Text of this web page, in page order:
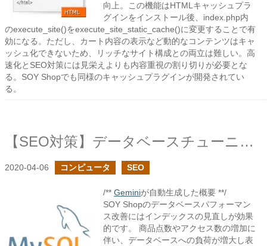
向上。この機能はHTMLキャッシュプラ
グインをインストール後、index.php内
のexecute_site()をexecute_site_static_cache()に変更することで有
効になる。ただし、カート内容の表示など動的なコンテンツはキャ
ッシュ化できないため、リッチなサイト構成との両立は難しい。高
速化とSEO対策には見栄えよりも内容重視の割り切りが必要とな
る。SOY Shopでも同様のキャッシュプラグインが開発されてい
る。
【SEO対策】データベースチューニング
2020-04-06 コンピュータ SEO
/** Geminiが自動生成した概要 **/
SOY Shopのデータベースパフォーマン
ス改善にはインデックスの見直しが効果
的です。 商品点数やアクセス数の増加に
伴い、データベースへの負荷が増大し表